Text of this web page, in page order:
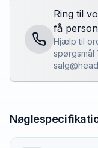
Ring til
få
Hjælp til
spørgsmål